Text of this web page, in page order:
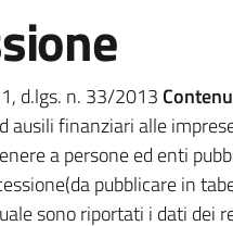
d.lgs. n. 33/2013
ausili finanziari alle
a persone ed enti
pubblicare in
sono riportati i dati dei